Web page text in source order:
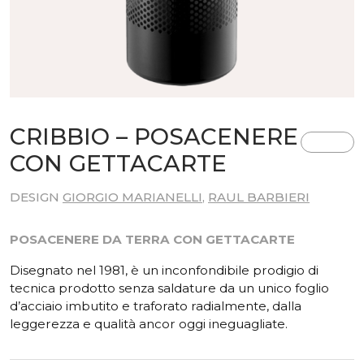
CRIBBIO – POSACENERE
CON GETTACARTE
DESIGN GIORGIO MARIANELLI, RAUL BARBIERI
POSACENERE DA TERRA CON GETTACARTE
Disegnato nel 1981, è un inconfondibile prodigio di
tecnica prodotto senza saldature da un unico foglio
d’acciaio imbutito e traforato radialmente, dalla
leggerezza e qualità ancor oggi ineguagliate.